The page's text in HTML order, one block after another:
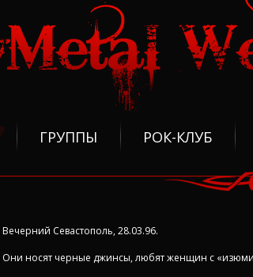
ГРУППЫ РОК-КЛУБ
Вечерний Севастополь, 28.03.96.
Они носят черные джинсы, любят женщин с